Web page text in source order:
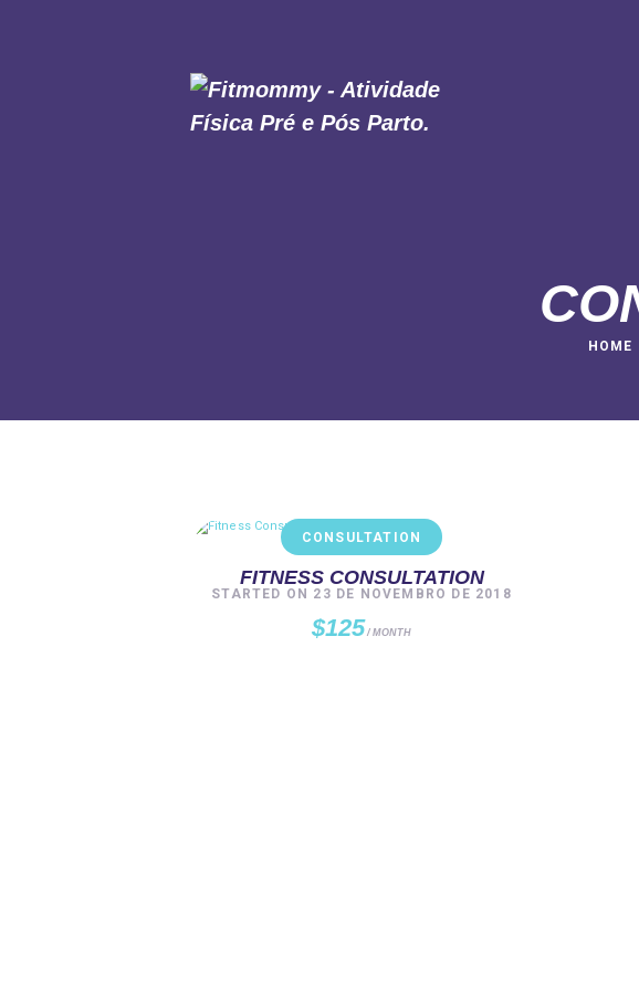
HOME
MODALIDADES
MURAL DAS MÃES
CONSULTATION
FITNESS CONSULTATION
STARTED ON 23 DE NOVEMBRO DE 2018
$125 MONTH